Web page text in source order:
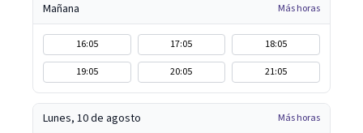
Mañana Más horas
16:05 17:05
18:05
19:05
20:05 21:05
Lunes, 10 de agosto Más horas